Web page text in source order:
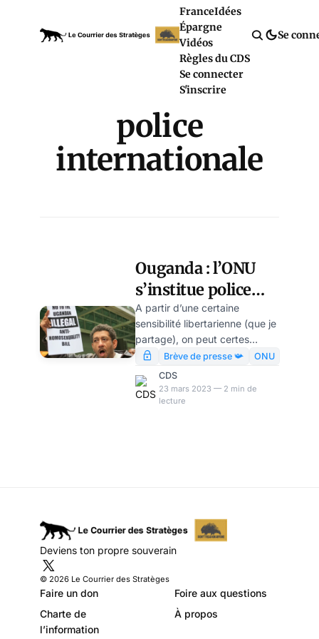
FranceIdées
Épargne
Vidéos
Règles du CDS
Se connecter
S'inscrire
Se
police
internationale
Ouganda : l’ONU
s’institue police
internationale des
anus africains, par
Modeste Schwartz
A partir d’une certaine
sensibilité libertarienne (que je
partage), on peut certes
trouver aussi regrettable la
criminalisation de certaines
conduites privées
(homosexuelles) par
Brève de presse 📯
ONU
CDS
23 mars 2023 — 2 min de
lecture
Deviens ton propre souverain
© 2026 Le Courrier des Stratèges
Faire un don
Foire aux questions
Charte de
l’information
À propos